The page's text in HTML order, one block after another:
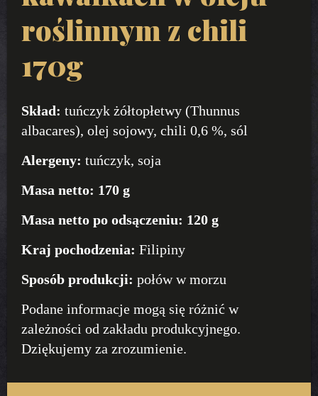
roślinnym z chili
170g
Skład: tuńczyk żółtopłetwy (Thunnus
albacares), olej sojowy, chili 0,6 %, sól
Alergeny: tuńczyk, soja
Masa netto: 170 g
Masa netto po odsączeniu: 120 g
Kraj pochodzenia: Filipiny
Sposób produkcji: połów w morzu
Podane informacje mogą się różnić w
zależności od zakładu produkcyjnego.
Dziękujemy za zrozumienie.